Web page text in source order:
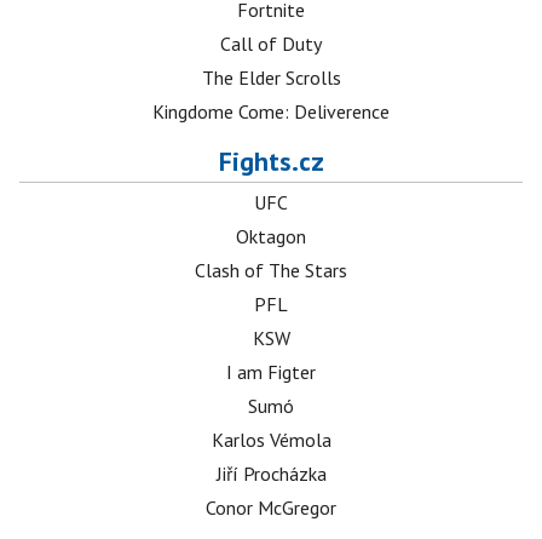
Fortnite
Call of Duty
The Elder Scrolls
Kingdome Come: Deliverence
Fights.cz
UFC
Oktagon
Clash of The Stars
PFL
KSW
I am Figter
Sumó
Karlos Vémola
Jiří Procházka
Conor McGregor